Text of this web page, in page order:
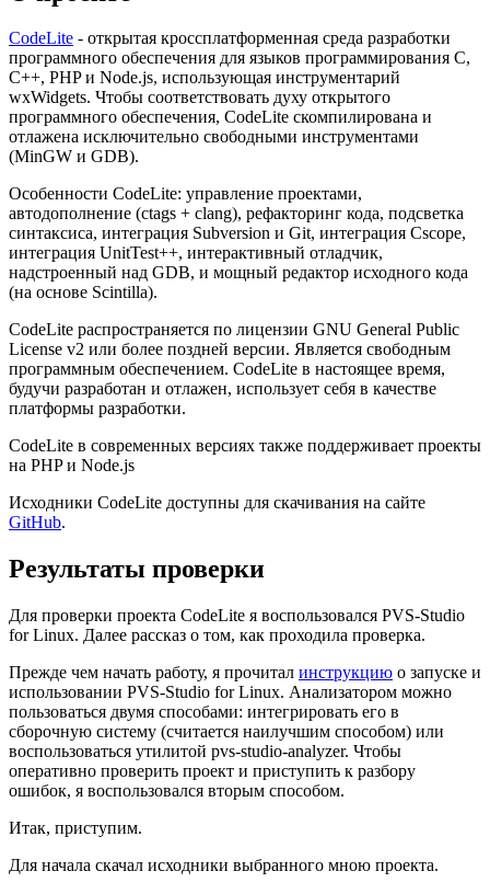
CodeLite - открытая кроссплатформенная среда разработки
программного обеспечения для языков программирования С,
С++, PHP и Node.js, использующая инструментарий
wxWidgets. Чтобы соответствовать духу открытого
программного обеспечения, CodeLite скомпилирована и
отлажена исключительно свободными инструментами
(MinGW и GDB).
Особенности CodeLite: управление проектами,
автодополнение (ctags + clang), рефакторинг кода, подсветка
синтаксиса, интеграция Subversion и Git, интеграция Cscope,
интеграция UnitTest++, интерактивный отладчик,
надстроенный над GDB, и мощный редактор исходного кода
(на основе Scintilla).
CodeLite распространяется по лицензии GNU General Public
License v2 или более поздней версии. Является свободным
программным обеспечением. CodeLite в настоящее время,
будучи разработан и отлажен, использует себя в качестве
платформы разработки.
CodeLite в современных версиях также поддерживает проекты
на PHP и Node.js
Исходники CodeLite доступны для скачивания на сайте
GitHub.
Результаты проверки
Для проверки проекта CodeLite я воспользовался PVS-Studio
for Linux. Далее рассказ о том, как проходила проверка.
Прежде чем начать работу, я прочитал инструкцию о запуске и
использовании PVS-Studio for Linux. Анализатором можно
пользоваться двумя способами: интегрировать его в
сборочную систему (считается наилучшим способом) или
воспользоваться утилитой pvs-studio-analyzer. Чтобы
оперативно проверить проект и приступить к разбору
ошибок, я воспользовался вторым способом.
Итак, приступим.
Для начала скачал исходники выбранного мною проекта.